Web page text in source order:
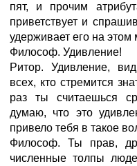
пят, и прочим
приветствует и
удерживает его на этом
Философ. Удивление!
Ритор. Удивление,
всех, кто стремится
раз ты считаешься
думаю, что это
привело тебя в такое
Философ. Ты прав,
численные толпы